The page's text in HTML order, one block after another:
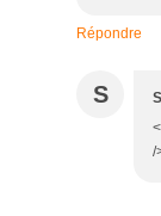
Répondre
S
/